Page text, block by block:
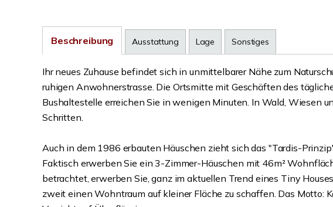
Beschreibung Ausstattung Lage Sonstiges
Ihr neues Zuhause befindet sich in unmittelbarer Nähe zum
ruhigen Anwohnerstrasse. Die Ortsmitte mit Geschäften des
Bushaltestelle erreichen Sie in wenigen Minuten. In Wald, Wiesen
Schritten.
Auch in dem 1986 erbauten Häuschen zieht sich das "Tardis-
Faktisch erwerben Sie ein 3-Zimmer-Häuschen mit 46m²
betrachtet, erwerben Sie, ganz im aktuellen Trend eines Tiny
zweit einen Wohntraum auf kleiner Fläche zu schaffen. Das Motto: